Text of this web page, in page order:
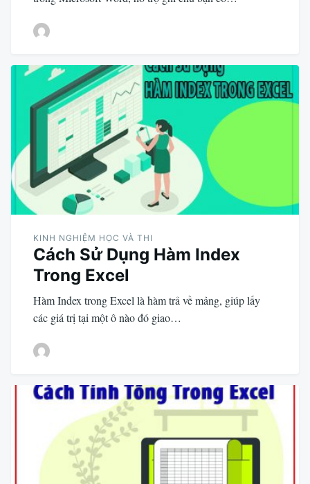
KINH NGHIỆM HỌC VÀ THI
Cách Sử Dụng Hàm Index
Trong Excel
Hàm Index trong Excel là hàm trả về mảng, giúp lấy
các giá trị tại một ô nào đó giao…